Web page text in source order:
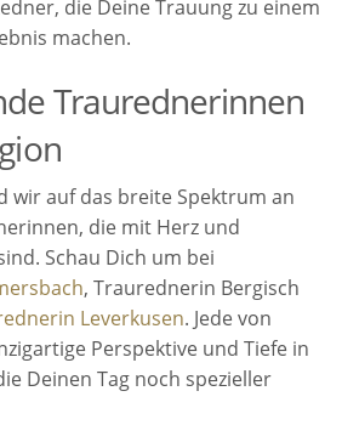
die Deine Trauung zu einem
machen.
Traurednerinnen
wir auf das breite Spektrum an
die mit Herz und
Schau Dich um bei
, Traurednerin Bergisch
Leverkusen. Jede von
Perspektive und Tiefe in
Deinen Tag noch spezieller